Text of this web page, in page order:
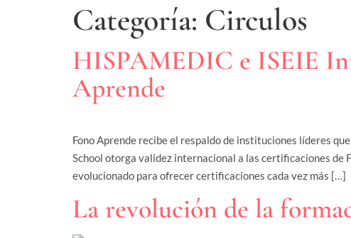
Categoría: Circulos
HISPAMEDIC e ISEIE
Aprende
Fono Aprende recibe el respaldo de instituciones líderes
School otorga validez internacional a las certificaciones de
evolucionado para ofrecer certificaciones cada vez más […]
La revolución de la